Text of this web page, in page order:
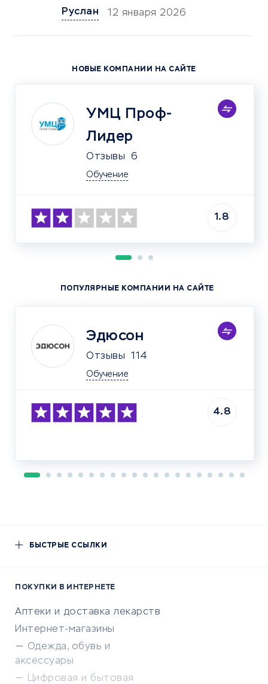
Руслан 12 января 2026
НОВЫЕ КОМПАНИИ НА САЙТЕ
УМЦ Проф-
Лидер
Отзывы 6
Обучение
1.8
ПОПУЛЯРНЫЕ КОМПАНИИ НА САЙТЕ
Эдюсон
Отзывы 114
Обучение
4.8
БЫСТРЫЕ ССЫЛКИ
ПОКУПКИ В ИНТЕРНЕТЕ
Аптеки и доставка лекарств
Интернет-магазины
Одежда, обувь и
аксессуары
Цифровая и бытовая